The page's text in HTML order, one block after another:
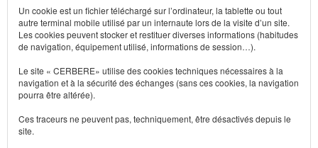
Un cookie est un fichier téléchargé sur l’ordinateur, la tablette ou tout
autre terminal mobile utilisé par un internaute lors de la visite d’un site.
Les cookies peuvent stocker et restituer diverses informations (habitudes
de navigation, équipement utilisé, informations de session…).
Le site « CERBERE» utilise des cookies techniques nécessaires à la
navigation et à la sécurité des échanges (sans ces cookies, la navigation
pourra être altérée).
Ces traceurs ne peuvent pas, techniquement, être désactivés depuis le
site.